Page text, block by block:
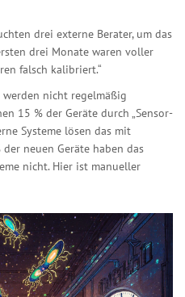
drei externe Berater, um das
drei Monate waren voller
falsch kalibriert.“
werden nicht regelmäßig
15 % der Geräte durch „Sensor-
Systeme lösen das mit
neuen Geräte haben das
nicht. Hier ist manueller